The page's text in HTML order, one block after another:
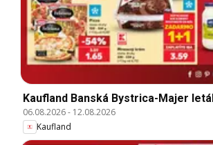
Kaufland Banská Bystrica-Majer
06.08.2026- 12.08.2026
Kaufland